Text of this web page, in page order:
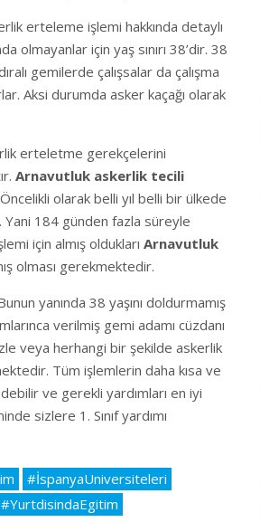
erteleme işlemi hakkında detaylı
için yaş sınırı 38’dir. 38
gemilerde çalışsalar da çalışma
Aksi durumda asker kaçağı olarak
erteletme gerekçelerini
Arnavutluk askerlik tecili
olarak belli yıl belli bir ülkede
Yani 184 günden fazla süreyle
için almış oldukları Arnavutluk
olması gerekmektedir.
yanında 38 yaşını doldurmamış
verilmiş gemi adamı cüzdanı
veya herhangi bir şekilde askerlik
Tüm işlemlerin daha kısa ve
ve gerekli yardımları en iyi
sizlere 1. Sınıf yardımı
#İspanyaUniversiteleri
#YurtdisindaEgitim